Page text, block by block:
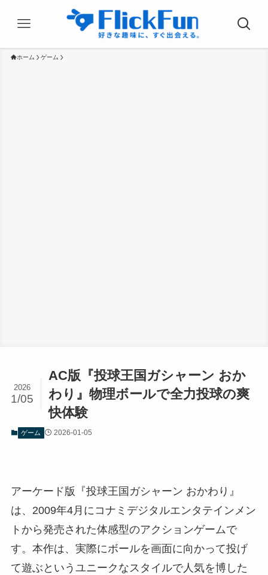
ホーム ゲーム
AC版『投球王国ガシャーン おか
わり』物理ボールで全力投球の爽
快体験
2026
1/05
ゲーム 2026-01-05
アーケード版『投球王国ガシャーン おかわり』
は、2009年4月にコナミデジタルエンタテインメン
トから発売された体感型のアクションゲームで
す。本作は、実際にボールを画面に向かって投げ
て遊ぶというユニークなスタイルで人気を博した